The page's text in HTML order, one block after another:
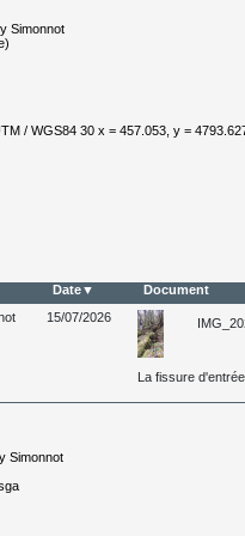
Simonnot
/ WGS84 30 x = 457.053, y =
Date
Document
15/07/2026
La fissure
Simonnot